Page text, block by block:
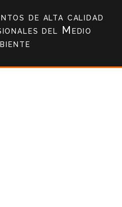
de alta calidad
del Medio